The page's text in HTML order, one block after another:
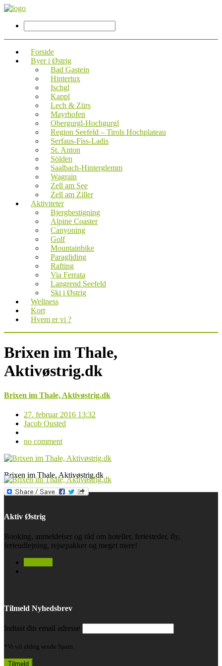
Forside
Byer i Østrig
Bad Gastein
Hintertux
Ischgl
Kappl
Lech & Zürs
Mayrhofen
Obergurgl-Hochgurgl
Region Seefeld – Tirols Hochplateau
Serfaus-Fiss-Ladis
St. Anton
Sölden
Saalbach-Hinterglemm
Wagrain
Zell am See
Zell am Ziller
Aktiviteter
Bjergbestigning
Alpine Coaster
Canyoning
Golf
Mountainbike
Paragliding
Rafting
Via Ferrata
Langrend Seefeld
Ski i Østrig
Wellness
Kort
Hvem er vi ?
Brixen im Thale,
Aktivøstrig.dk
Brixen im Thale, Aktivøstrig.dk
27. februar 2016 13:32
Jacob Ousted
no comment
Brixen im Thale, Aktivøstrig.dk
Aktiv Østrig
Booking, anmeldelser og råd om hoteller, feriesteder, fly,
ferieudlejning, rejsepakker og meget mere!
Tilmeld Nyhedsbrev
Indtast din email adresse
*Vi vil aldrig sende Spam